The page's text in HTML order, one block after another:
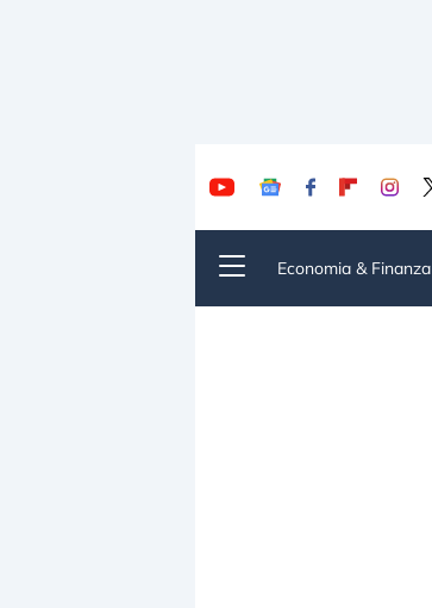
Economia & Finanza